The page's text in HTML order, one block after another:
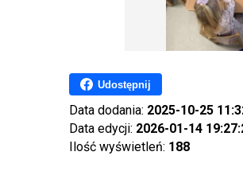
Udostępnij
Data dodania: 2025-10-25
Data edycji: 2026-01-14
Ilość wyświetleń: 188